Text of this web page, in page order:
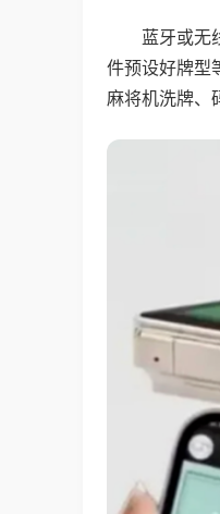
蓝牙或无
件预设好牌型
麻将机洗牌、